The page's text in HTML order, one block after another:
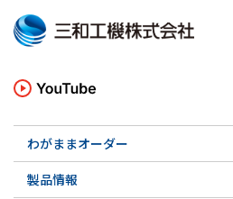
わがままオーダー
メカニカルシール
実例ご紹介
製品情報